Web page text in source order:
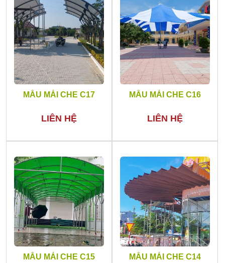
MẪU MÁI CHE C17
LIÊN HỆ
MẪU MÁI CHE C16
LIÊN HỆ
MẪU MÁI CHE C15 MẪU MÁI CHE C14